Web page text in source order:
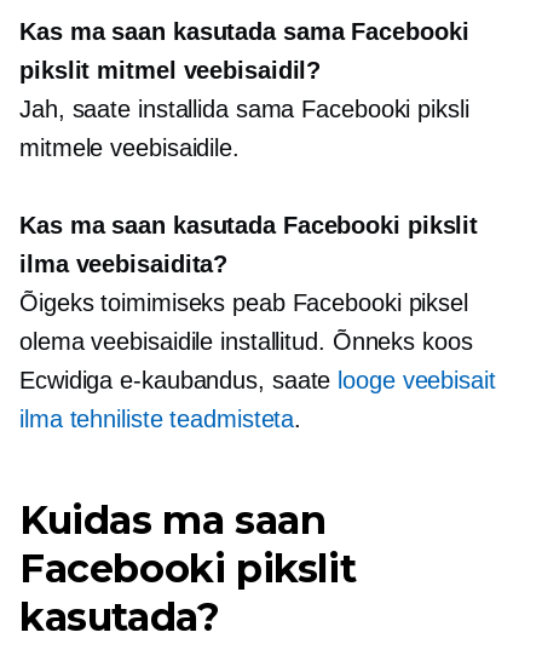
Kas ma saan kasutada sama Facebooki
pikslit mitmel veebisaidil?
Jah, saate installida sama Facebooki piksli
mitmele veebisaidile.
Kas ma saan kasutada Facebooki pikslit
ilma veebisaidita?
Õigeks toimimiseks peab Facebooki piksel
olema veebisaidile installitud. Õnneks koos
Ecwidigae-kaubandus, saate looge veebisait
ilma tehniliste teadmisteta.
Kuidas ma saan
Facebooki pikslit
kasutada?